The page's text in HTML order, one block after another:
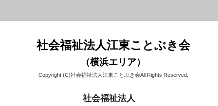
社会福祉法人江東ことぶき会
（横浜エリア）
Copyright (C)社会福祉法人江東ことぶき会All Rights Reserved.
社会福祉法人